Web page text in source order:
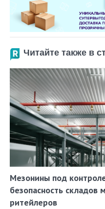
Читайте также в
Мезонины под
безопасность складов
ритейлеров